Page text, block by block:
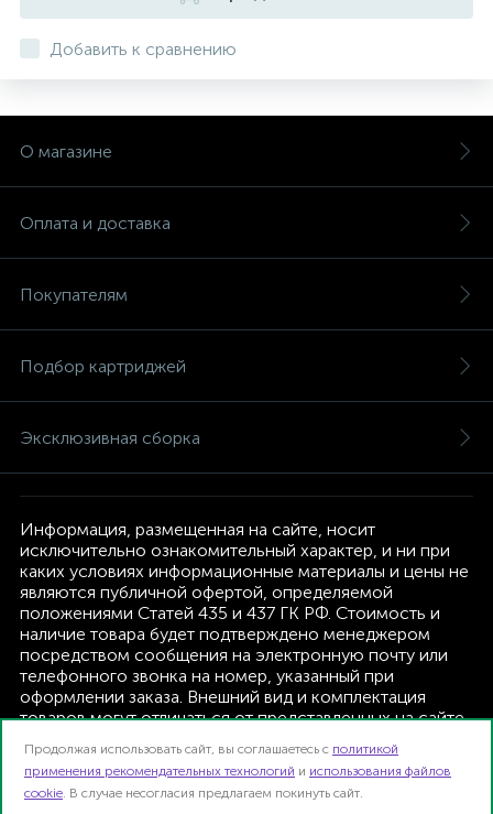
Добавить к сравнению
О магазине
Оплата и доставка
Покупателям
Подбор картриджей
Эксклюзивная сборка
Информация, размещенная на сайте, носит
исключительно ознакомительный характер, и ни при
каких условиях информационные материалы и цены не
являются публичной офертой, определяемой
положениями Статей 435 и 437 ГК РФ. Стоимость и
наличие товара будет подтверждено менеджером
посредством сообщения на электронную почту или
телефонного звонка на номер, указанный при
оформлении заказа. Внешний вид и комплектация
товаров могут отличаться от представленных на сайте.
текущую комплектацию, без дополнительного
уведомления.
Продолжая использовать сайт, вы соглашаетесь с политикой
применения рекомендательных технологий и использования файлов
cookie. В случае несогласия предлагаем покинуть сайт.